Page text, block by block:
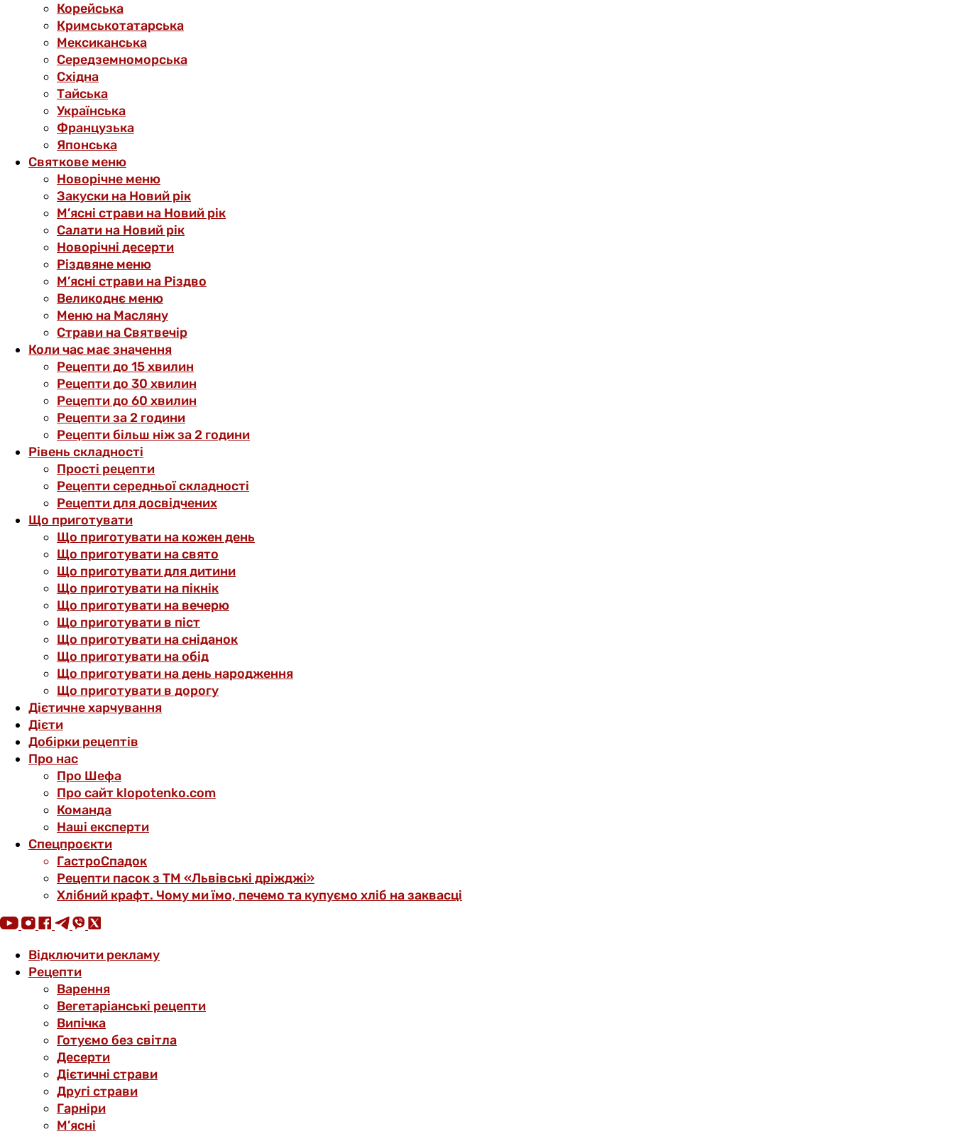
Корейська
Кримськотатарська
Мексиканська
Середземноморська
Східна
Тайська
Українська
Французька
Японська
Святкове меню
Новорічне меню
Закуски на Новий рік
М’ясні страви на Новий рік
Салати на Новий рік
Новорічні десерти
Різдвяне меню
М’ясні страви на Різдво
Великоднє меню
Меню на Масляну
Страви на Святвечір
Коли час має значення
Рецепти до 15 хвилин
Рецепти до 30 хвилин
Рецепти до 60 хвилин
Рецепти за 2 години
Рецепти більш ніж за 2 години
Рівень складності
Прості рецепти
Рецепти середньої складності
Рецепти для досвідчених
Що приготувати
Що приготувати на кожен день
Що приготувати на свято
Що приготувати для дитини
Що приготувати на пікнік
Що приготувати на вечерю
Що приготувати в піст
Що приготувати на сніданок
Що приготувати на обід
Що приготувати на день народження
Що приготувати в дорогу
Дієтичне харчування
Дієти
Добірки рецептів
Про нас
Про Шефа
Про сайт klopotenko.com
Команда
Наші експерти
Спецпроєкти
ГастроСпадок
Рецепти пасок з ТМ «Львівські дріжджі»
Хлібний крафт. Чому ми їмо, печемо та купуємо хліб на заквасці
Відключити рекламу
Рецепти
Варення
Вегетаріанські рецепти
Випічка
Готуємо без світла
Десерти
Дієтичні страви
Другі страви
Гарніри
М’ясні